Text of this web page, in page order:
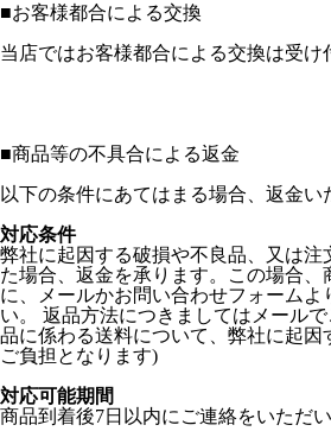
■お客様都合による交換
当店ではお客様都合による交換は受け
■商品等の不具合による返金
以下の条件にあてはまる場合、返金い
対応条件
弊社に起因する破損や不良品、又は注
た場合、返金を承ります。この場合、
に、メールかお問い合わせフォームよ
い。 返品方法につきましてはメール
品に係わる送料について、弊社に起因
ご負担となります)
対応可能期間
商品到着後7日以内にご連絡をいただ